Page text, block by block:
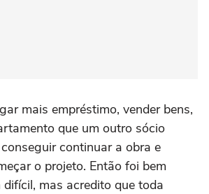
mais empréstimo, vender bens,
que um outro sócio
continuar a obra e
o projeto. Então foi bem
mas acredito que toda